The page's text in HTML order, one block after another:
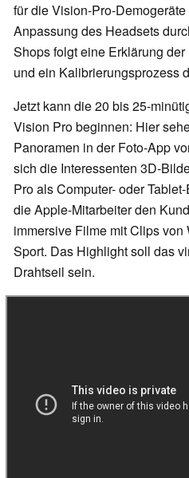
für die Vision-Pro-
Anpassung des Headsets
Shops folgt eine Erklärung
und ein Kalibrierungsprozess
Jetzt kann die 20 bis 25-
Vision Pro beginnen: Hier
Panoramen in der Foto-App
sich die Interessenten 3D-
Pro als Computer- oder
die Apple-Mitarbeiter den
immersive Filme mit Clips
Sport. Das Highlight soll das
Drahtseil sein.